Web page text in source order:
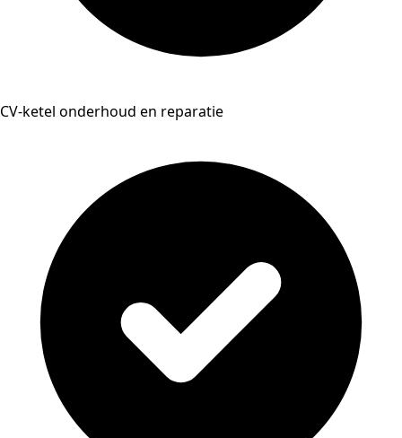
CV-ketel onderhoud en reparatie